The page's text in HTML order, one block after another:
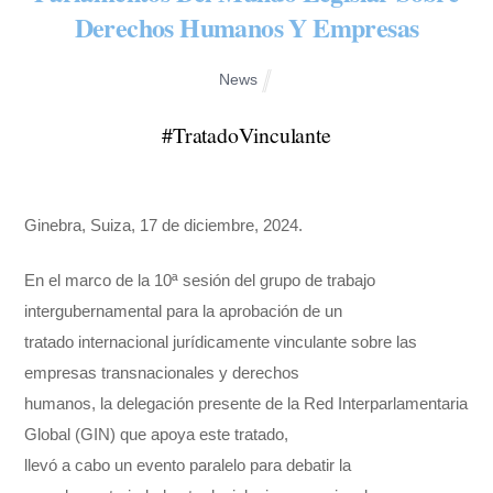
Derechos Humanos Y Empresas
News
#TratadoVinculante
Ginebra, Suiza, 17 de diciembre, 2024.
En el marco de la 10ª sesión del grupo de trabajo
intergubernamental para la aprobación de un
tratado internacional jurídicamente vinculante sobre las
empresas transnacionales y derechos
humanos, la delegación presente de la Red Interparlamentaria
Global (GIN) que apoya este tratado,
llevó a cabo un evento paralelo para debatir la